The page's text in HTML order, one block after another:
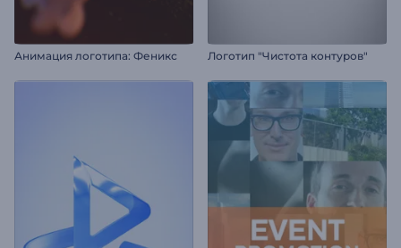
Анимация логотипа: Феникс Логотип "Чистота контуров"